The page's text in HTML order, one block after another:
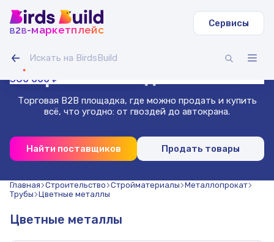
b2b-маркетплейс
Сервисы
Гусеничный экскаватор Volvo EC
11 000 000 ₽
Зерносмесь овес-горох (20 т)
270 000 ₽
Доска сухая строганная 40х140х3000 (1000 шт.)
99 000 ₽
Труба профильная 40х40х2 мм квадратная 3 м (500
шт)
360 000 ₽
Проволока нержавеющая 1.8 мм 50 м
Гибкая битумная черепица, сальса
Маркетплейс
Торговая B2B площадка, где можно продать и купить
всё, что угодно: от гвоздей до автокрана.
Найти поставщиков Продать товары
Главная Строительство Стройматериалы Металлопрокат
Трубы Цветные металлы
Цветные металлы